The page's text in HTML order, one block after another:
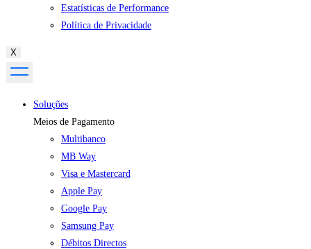
Estatísticas de Performance
Política de Privacidade
X
Soluções
Meios de Pagamento
Multibanco
MB Way
Visa e Mastercard
Apple Pay
Google Pay
Samsung Pay
Débitos Directos